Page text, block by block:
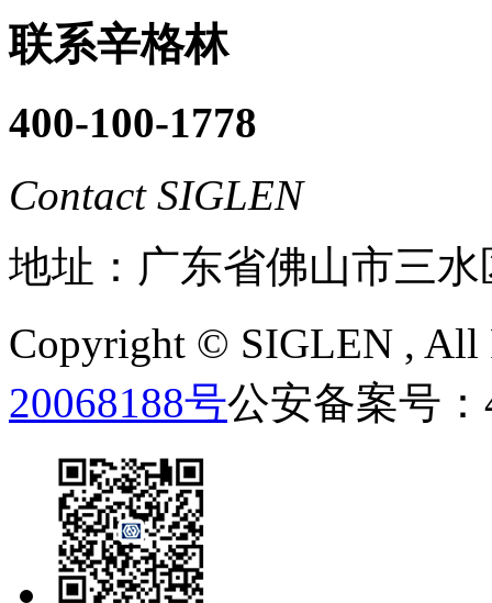
联系辛格林
400-100-1778
Contact SIGLEN
地址：广东省佛山市三
Copyright © SIGLEN , All
20068188号公安备案号：